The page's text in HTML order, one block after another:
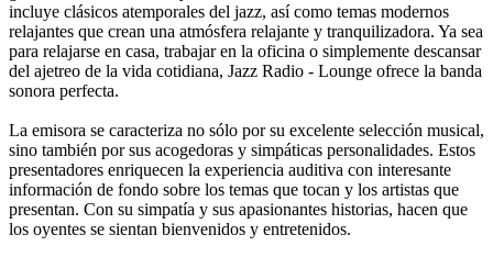
incluye clásicos atemporales del jazz, así como temas modernos
relajantes que crean una atmósfera relajante y tranquilizadora. Ya sea
para relajarse en casa, trabajar en la oficina o simplemente descansar
del ajetreo de la vida cotidiana, Jazz Radio - Lounge ofrece la banda
sonora perfecta.
La emisora se caracteriza no sólo por su excelente selección musical,
sino también por sus acogedoras y simpáticas personalidades. Estos
presentadores enriquecen la experiencia auditiva con interesante
información de fondo sobre los temas que tocan y los artistas que
presentan. Con su simpatía y sus apasionantes historias, hacen que
los oyentes se sientan bienvenidos y entretenidos.